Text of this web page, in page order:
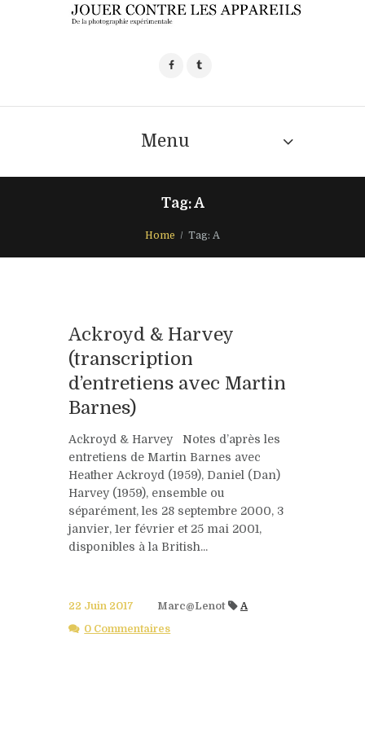
Menu
Tag: A
Home Tag: A
Ackroyd & Harvey
(transcription
d’entretiens avec Martin
Barnes)
Ackroyd & Harvey Notes d’après les
entretiens de Martin Barnes avec
Heather Ackroyd (1959), Daniel (Dan)
Harvey (1959), ensemble ou
séparément, les 28 septembre 2000, 3
janvier, 1er février et 25 mai 2001,
disponibles à la British...
22 Juin 2017 Marc@Lenot
A
0 Commentaires